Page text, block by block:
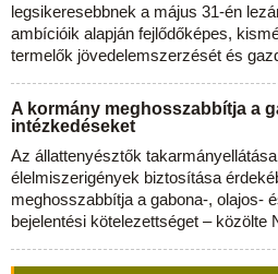
legsikeresebbnek a május 31-én
ambícióik alapján fejlődőképes,
termelők jövedelemszerzését és
A kormány meghosszabbítja a
intézkedéseket
Az állattenyésztők
élelmiszerigények biztosítása
meghosszabbítja a gabona-, olajos-
bejelentési kötelezettséget – közölte